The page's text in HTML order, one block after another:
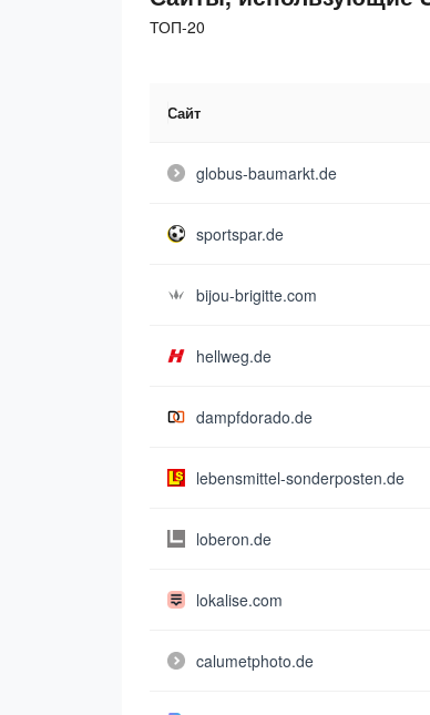
ТОП-20
Сайт
globus-baumarkt.de
sportspar.de
bijou-brigitte.com
hellweg.de
dampfdorado.de
lebensmittel-sonderposten.de
loberon.de
lokalise.com
calumetphoto.de